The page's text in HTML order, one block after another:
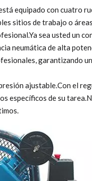
equipado con cuatro
sitios de trabajo o
sea usted un
neumática de alta
garantizando
ajustable.Con el
específicos de su